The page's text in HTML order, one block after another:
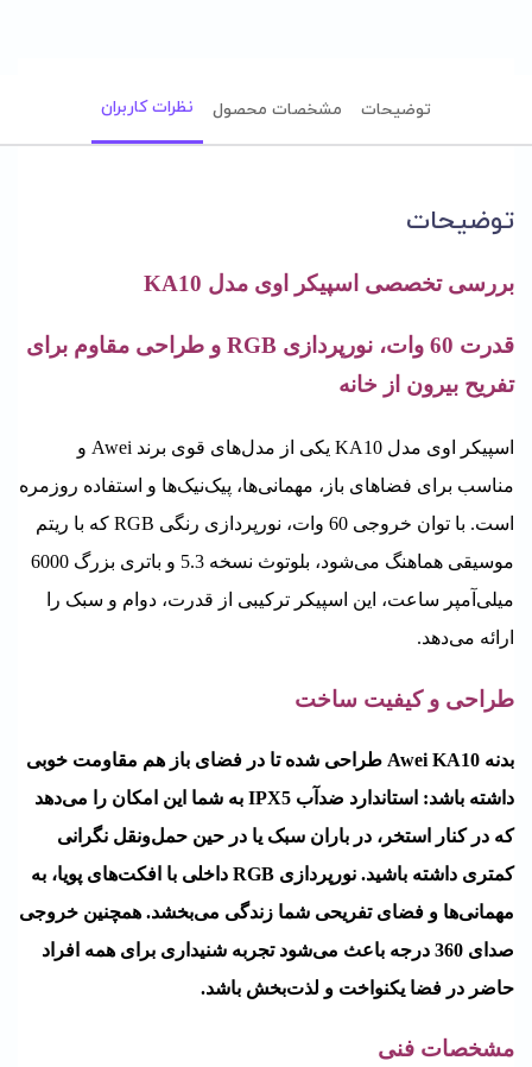
توضیحات مشخصات محصول نظرات کاربران
توضیحات
بررسی تخصصی اسپیکر اوی مدل KA10
قدرت 60 وات، نورپردازی RGB و طراحی مقاوم برای
تفریح بیرون از خانه
اسپیکر اوی مدل KA10 یکی از مدل‌های قوی برند Awei و
مناسب برای فضاهای باز، مهمانی‌ها، پیک‌نیک‌ها و استفاده روزمره
است. با توان خروجی 60 وات، نورپردازی رنگی RGB که با ریتم
موسیقی هماهنگ می‌شود، بلوتوث نسخه 5.3 و باتری بزرگ 6000
میلی‌آمپر ساعت، این اسپیکر ترکیبی از قدرت، دوام و سبک را
ارائه می‌دهد.
طراحی و کیفیت ساخت
بدنه A w
ei KA10 طراحی شده تا در فضای باز هم مقاومت خوبی
داشته باشد: استاندارد ضدآب IPX5 به شما این امکان را می‌دهد
که در کنار استخر، در باران سبک یا در حین حمل‌و‌نقل نگرانی
کمتری داشته باشید. نورپردازی RGB داخلی با افکت‌های پویا، به
مهمانی‌ها و فضای تفریحی شما زندگی می‌بخشد. همچنین خروجی
صدای 360 درجه باعث می‌شود تجربه شنیداری برای همه افراد
حاضر در فضا یکنواخت و لذت‌بخش باشد.
مشخصات فنی